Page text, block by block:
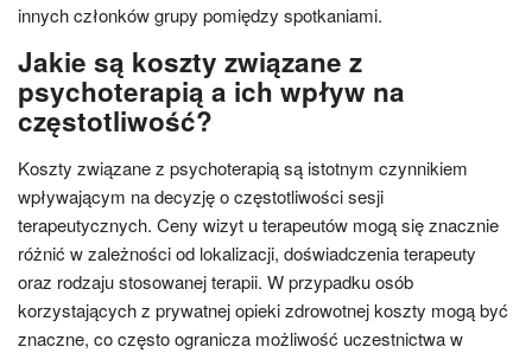
innych członków grupy pomiędzy spotkaniami.
Jakie są koszty związane z
psychoterapią a ich wpływ na
częstotliwość?
Koszty związane z psychoterapią są istotnym czynnikiem
wpływającym na decyzję o częstotliwości sesji
terapeutycznych. Ceny wizyt u terapeutów mogą się znacznie
różnić w zależności od lokalizacji, doświadczenia terapeuty
oraz rodzaju stosowanej terapii. W przypadku osób
korzystających z prywatnej opieki zdrowotnej koszty mogą być
znaczne, co często ogranicza możliwość uczestnictwa w